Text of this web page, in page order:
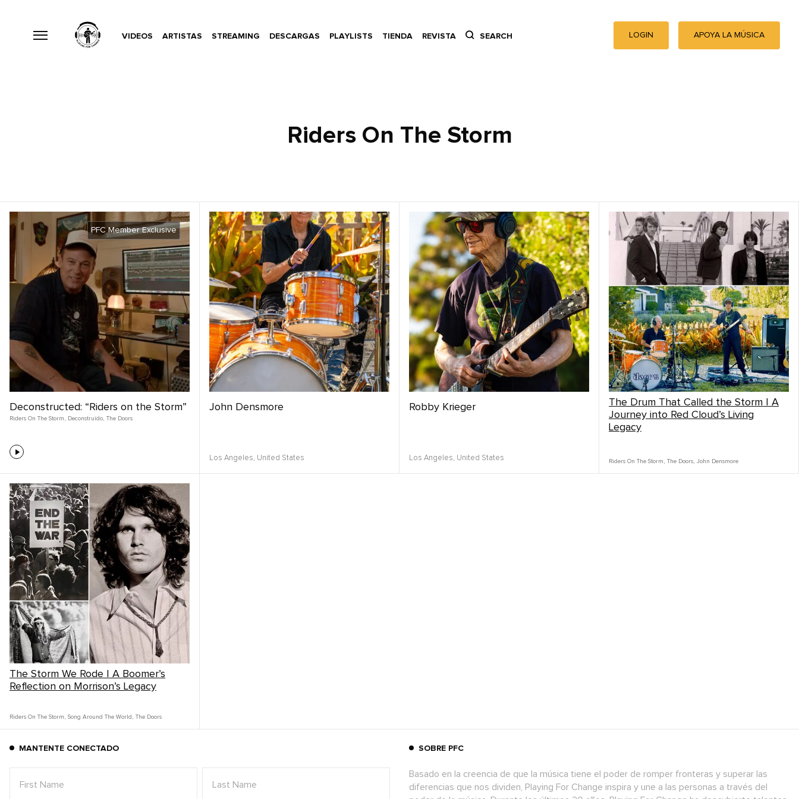
VIDEOS ARTISTAS STREAMING DESCARGAS PLAYLISTS TIENDA REVISTA SEARCH LOGIN APOYA LA MÚSICA
Riders On The Storm
PFC Member Exclusive
Deconstructed: “Riders on the Storm”
Riders On The Storm , Deconstruído, The Doors
John Densmore
Los Angeles, United States
Robby Krieger
Los Angeles, United States
The Drum That Called the Storm | A
Journey into Red Cloud’s Living
Legacy
Riders On The Storm , The Doors, John Densmore
The Storm We Rode | A Boomer’s
Reflection on Morrison’s Legacy
Riders On The Storm , Song Around The World , The Doors
MANTENTE CONECTADO SOBRE PFC
Basado en la creencia de que la música tiene el poder de romper fronteras y superar las
diferencias que nos dividen, Playing For Change inspira y une a las personas a través del